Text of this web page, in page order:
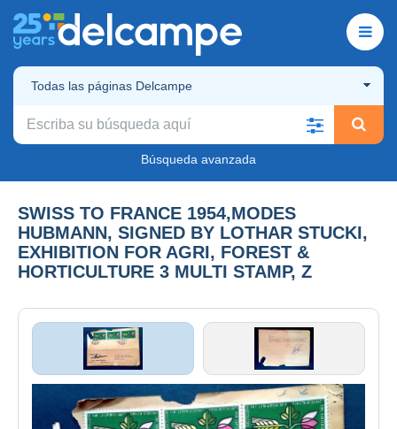
Todas las páginas Delcampe
Búsqueda avanzada
SWISS TO FRANCE 1954,MODES
HUBMANN, SIGNED BY LOTHAR STUCKI,
EXHIBITION FOR AGRI, FOREST &
HORTICULTURE 3 MULTI STAMP, Z